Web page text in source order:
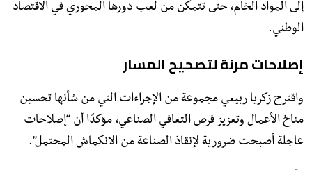
إلى المواد الخام، حتى تتمكن من لعب دورها المحوري في الاقتصاد
الوطني.
إصلاحات مرنة لتصحيح المسار
واقترح زكريا ربيعي مجموعة من الإجراءات التي من شأنها تحسين
مناخ الأعمال وتعزيز فرص التعافي الصناعي، مؤكدًا أن “إصلاحات
عاجلة أصبحت ضرورية لإنقاذ الصناعة من الانكماش المحتمل”.